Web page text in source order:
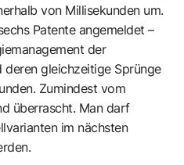
von Millisekunden um.
Patente angemeldet –
der
deren gleichzeitige Sprünge
Zumindest vom
überrascht. Man darf
im nächsten